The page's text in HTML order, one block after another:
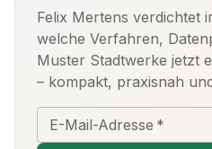
Felix Mertens verdichtet
welche Verfahren,
Muster Stadtwerke jetzt
– kompakt, praxisnah
E-Mail-Adresse *